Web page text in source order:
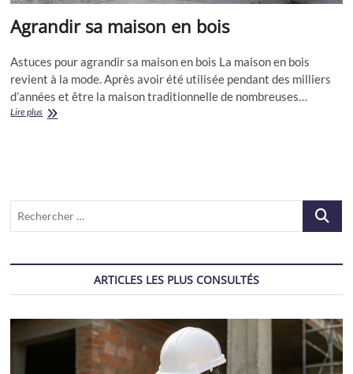
Agrandir sa maison en bois
Astuces pour agrandir sa maison en bois La maison en bois
revient à la mode. Après avoir été utilisée pendant des milliers
d’années et être la maison traditionnelle de nombreuses…
Lire plusAgrandir
ARTICLES LES PLUS CONSULTÉS